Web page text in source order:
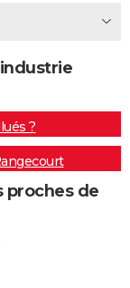
?
proches de